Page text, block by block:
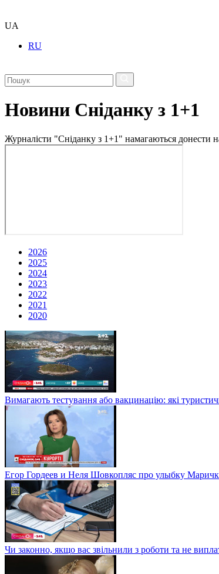
UA
RU
Новини Сніданку з 1+1
Журналісти "Сніданку з 1+1" намагаються донести
2026
2025
2024
2023
2022
2021
2020
Вимагають тестування або вакцинацію: які
Егор Гордеев и Неля Шовкопляс про улыбку
Чи законно, якщо вас звільнили з роботи та не